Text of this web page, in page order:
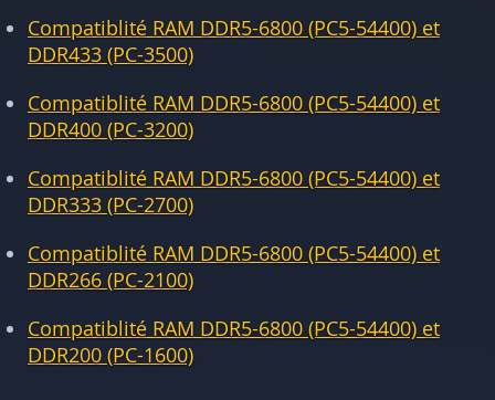
Compatiblité RAM DDR5-6800 (PC5-54400) et
DDR433 (PC-3500)
Compatiblité RAM DDR5-6800 (PC5-54400) et
DDR400 (PC-3200)
Compatiblité RAM DDR5-6800 (PC5-54400) et
DDR333 (PC-2700)
Compatiblité RAM DDR5-6800 (PC5-54400) et
DDR266 (PC-2100)
Compatiblité RAM DDR5-6800 (PC5-54400) et
DDR200 (PC-1600)